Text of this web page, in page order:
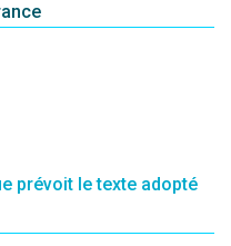
prévoit le texte adopté